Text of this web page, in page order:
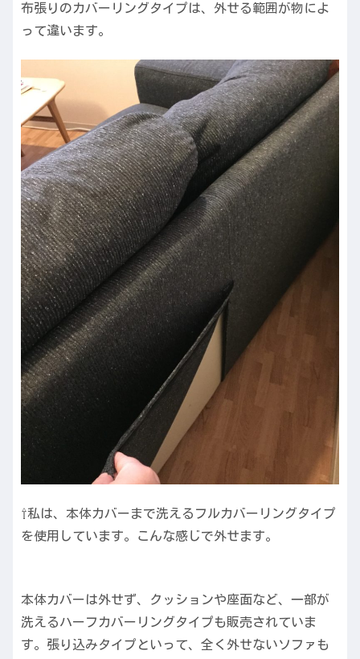
布張りのカバーリングタイプは、外せる範囲が物によ
って違います。
⇧私は、本体カバーまで洗えるフルカバーリングタイプ
を使用しています。こんな感じで外せます。
本体カバーは外せず、クッションや座面など、一部が
洗えるハーフカバーリングタイプも販売されていま
す。張り込みタイプといって、全く外せないソファも